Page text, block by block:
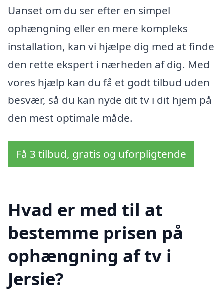
Uanset om du ser efter en simpel
ophængning eller en mere kompleks
installation, kan vi hjælpe dig med at finde
den rette ekspert i nærheden af dig. Med
vores hjælp kan du få et godt tilbud uden
besvær, så du kan nyde dit tv i dit hjem på
den mest optimale måde.
Få 3 tilbud, gratis og uforpligtende
Hvad er med til at
bestemme prisen på
ophængning af tv i
Jersie?